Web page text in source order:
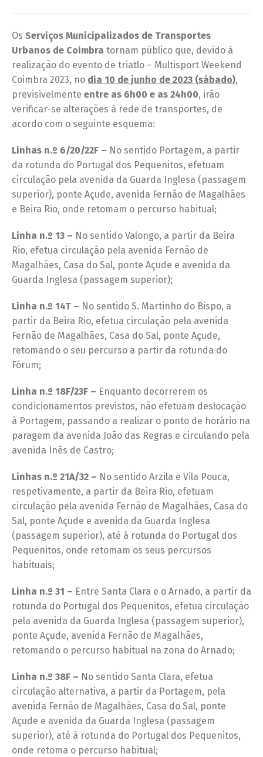
Os Serviços Municipalizados de Transportes
Urbanos de Coimbra tornam público que, devido à
realização do evento de triatlo – Multisport Weekend
Coimbra 2023, no dia 10 de junho de 2023 (sábado),
previsivelmente entre as 6h00 e as 24h00, irão
verificar-se alterações à rede de transportes, de
acordo com o seguinte esquema:
Linhas n.º 6/20/22F – No sentido Portagem, a partir
da rotunda do Portugal dos Pequenitos, efetuam
circulação pela avenida da Guarda Inglesa (passagem
superior), ponte Açude, avenida Fernão de Magalhães
e Beira Rio, onde retomam o percurso habitual;
Linha n.º 13 – No sentido Valongo, a partir da Beira
Rio, efetua circulação pela avenida Fernão de
Magalhães, Casa do Sal, ponte Açude e avenida da
Guarda Inglesa (passagem superior);
Linha n.º 14T – No sentido S. Martinho do Bispo, a
partir da Beira Rio, efetua circulação pela avenida
Fernão de Magalhães, Casa do Sal, ponte Açude,
retomando o seu percurso a partir da rotunda do
Fórum;
Linha n.º 18F/23F – Enquanto decorrerem os
condicionamentos previstos, não efetuam deslocação
à Portagem, passando a realizar o ponto de horário na
paragem da avenida João das Regras e circulando pela
avenida Inês de Castro;
Linhas n.º 21A/32 – No sentido Arzila e Vila Pouca,
respetivamente, a partir da Beira Rio, efetuam
circulação pela avenida Fernão de Magalhães, Casa do
Sal, ponte Açude e avenida da Guarda Inglesa
(passagem superior), até à rotunda do Portugal dos
Pequenitos, onde retomam os seus percursos
habituais;
Linha n.º 31 – Entre Santa Clara e o Arnado, a partir da
rotunda do Portugal dos Pequenitos, efetua circulação
pela avenida da Guarda Inglesa (passagem superior),
ponte Açude, avenida Fernão de Magalhães,
retomando o percurso habitual na zona do Arnado;
Linha n.º 38F – No sentido Santa Clara, efetua
circulação alternativa, a partir da Portagem, pela
avenida Fernão de Magalhães, Casa do Sal, ponte
Açude e avenida da Guarda Inglesa (passagem
superior), até à rotunda do Portugal dos Pequenitos,
onde retoma o percurso habitual;